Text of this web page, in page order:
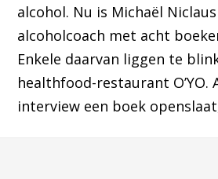
alcohol. Nu is Michaël
alcoholcoach met acht
Enkele daarvan liggen te
healthfood-restaurant O’YO.
interview een boek